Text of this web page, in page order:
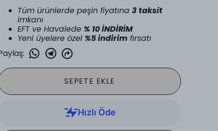
Tüm ürünlerde peşin fiyatına 3 taksit
imkanı
EFT ve Havalede % 10 İNDİRİM
Yeni üyelere özel %5 indirim fırsatı
:
SEPETE EKLE